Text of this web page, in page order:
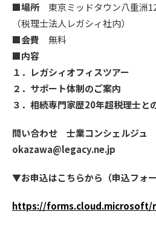
■場所東京ミッドタウン八重洲
（税理士法人レガシィ社内）
■会費 無料
■内容
１．レガシィオフィスツアー
２．サポート体制のご案内
３．相続専門家歴20年超税理士と
問い合わせ 士業コンシェルジ
okazawa@legacy.ne.jp
▼お申込はこちらから（申込フォー
https://forms.cloud.microsoft/